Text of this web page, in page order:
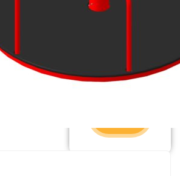
1630 x 820 x